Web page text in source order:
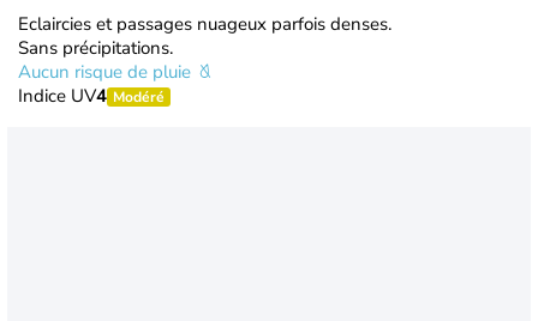
Eclaircies et passages nuageux parfois denses.
Sans précipitations.
Aucun risque de pluie
Indice UV4 Modéré